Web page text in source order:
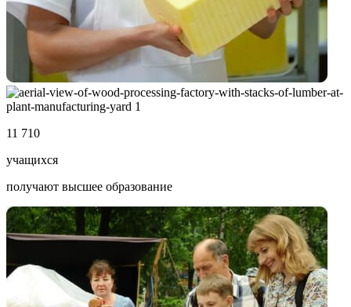
11 710
учащихся
получают высшее образование